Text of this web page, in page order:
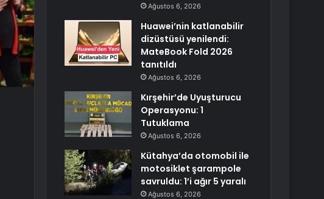
Ağustos 6, 2026
Huawei’nin katlanabilir
dizüstüsü yenilendi:
MateBook Fold 2026
tanıtıldı
Ağustos 6, 2026
Kırşehir’de Uyuşturucu
Operasyonu: 1
Tutuklama
Ağustos 6, 2026
Kütahya’da otomobil ile
motosiklet şarampole
savruldu: 1’i ağır 5 yaralı
Ağustos 6, 2026